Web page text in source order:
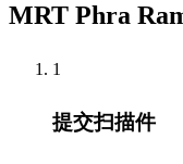
MRT Phra
1
提交扫描件